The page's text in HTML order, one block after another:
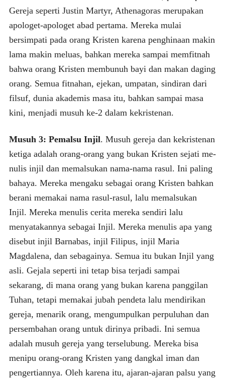
Gereja seperti Justin Martyr, Athenagoras merupakan
apologet-apologet abad pertama. Mereka mulai
bersimpati pada orang Kristen karena penghinaan makin
lama makin meluas, bahkan mereka sampai memfitnah
bahwa orang Kristen membunuh bayi dan makan daging
orang. Semua fitnahan, ejekan, umpatan, sindiran dari
filsuf, dunia akademis masa itu, bahkan sampai masa
kini, menjadi musuh ke-2 dalam kekristenan.
Musuh 3: Pemalsu Injil. Musuh gereja dan kekristenan
ketiga adalah orang-orang yang bukan Kristen sejati me­
nu­lis injil dan memalsukan nama-nama rasul. Ini paling
bahaya. Mereka mengaku sebagai orang Kristen bahkan
berani memakai nama rasul-rasul, lalu memalsukan
Injil. Mereka menulis cerita mereka sendiri lalu
menyatakannya sebagai Injil. Mereka menulis apa yang
disebut injil Barnabas, injil Filipus, injil Maria
Magdalena, dan sebagainya. Semua itu bukan Injil yang
asli. Gejala seperti ini tetap bisa terjadi sampai
sekarang, di mana orang yang bukan karena panggilan
Tuhan, tetapi memakai jubah pendeta lalu mendirikan
gereja, menarik orang, mengumpulkan perpuluhan dan
persembahan orang untuk dirinya pribadi. Ini semua
adalah musuh gereja yang terselubung. Mereka bisa
menipu orang-orang Kristen yang dangkal iman dan
pengertiannya. Oleh karena itu, ajaran-ajaran palsu yang